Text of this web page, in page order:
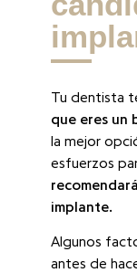
Tu dentista
que eres un
la mejor
esfuerzos
implante.
Algunos
antes de